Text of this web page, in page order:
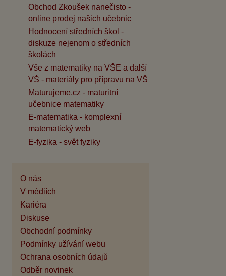
Obchod Zkoušek nanečisto -
online prodej našich učebnic
Hodnocení středních škol -
diskuze nejenom o středních
školách
Vše z matematiky na VŠE a další
VŠ - materiály pro přípravu na VŠ
Maturujeme.cz - maturitní
učebnice matematiky
E-matematika - komplexní
matematický web
E-fyzika - svět fyziky
O nás
V médiích
Kariéra
Diskuse
Obchodní podmínky
Podmínky užívání webu
Ochrana osobních údajů
Odběr novinek